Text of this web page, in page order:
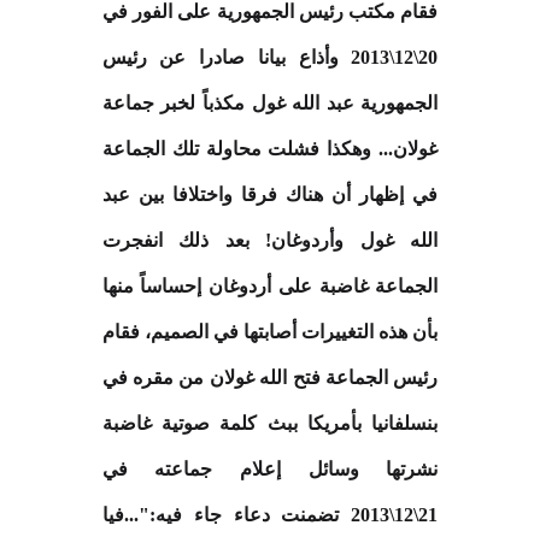
فقام مكتب رئيس الجمهورية على الفور في
20\12\2013 وأذاع بيانا صادرا عن رئيس
الجمهورية عبد الله غول مكذباً لخبر جماعة
غولان... وهكذا فشلت محاولة تلك الجماعة
في إظهار أن هناك فرقا واختلافا بين عبد
الله غول وأردوغان! بعد ذلك انفجرت
الجماعة غاضبة على أردوغان إحساساً منها
بأن هذه التغييرات أصابتها في الصميم، فقام
رئيس الجماعة فتح الله غولان من مقره في
بنسلفانيا بأمريكا ببث كلمة صوتية غاضبة
نشرتها وسائل إعلام جماعته في
21\12\2013 تضمنت دعاء جاء فيه:"...فيا